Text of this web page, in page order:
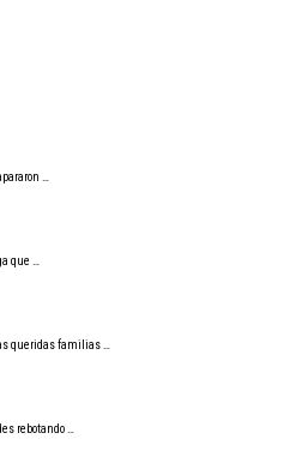
…
que …
queridas familias …
rebotando …